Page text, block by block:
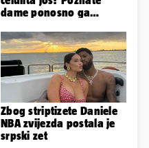
dame ponosno ga
obline
Zbog striptizete Daniele
NBA zvijezda postala je
srpski zet